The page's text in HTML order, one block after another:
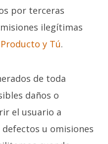
por terceras
ilegítimas
y Tú.
de toda
daños o
el usuario a
u omisiones